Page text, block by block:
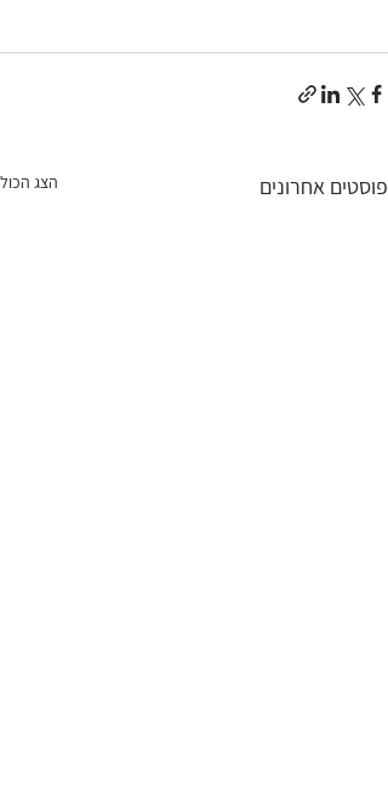
פוסטים אחרונים הצג הכול